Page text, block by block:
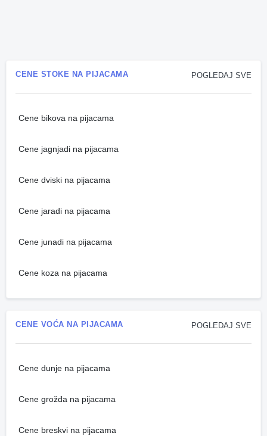
POGLEDAJ SVE
CENE STOKE NA PIJACAMA
Cene bikova na pijacama
Cene jagnjadi na pijacama
Cene dviski na pijacama
Cene jaradi na pijacama
Cene junadi na pijacama
Cene koza na pijacama
POGLEDAJ SVE
CENE VOĆA NA PIJACAMA
Cene dunje na pijacama
Cene grožđa na pijacama
Cene breskvi na pijacama